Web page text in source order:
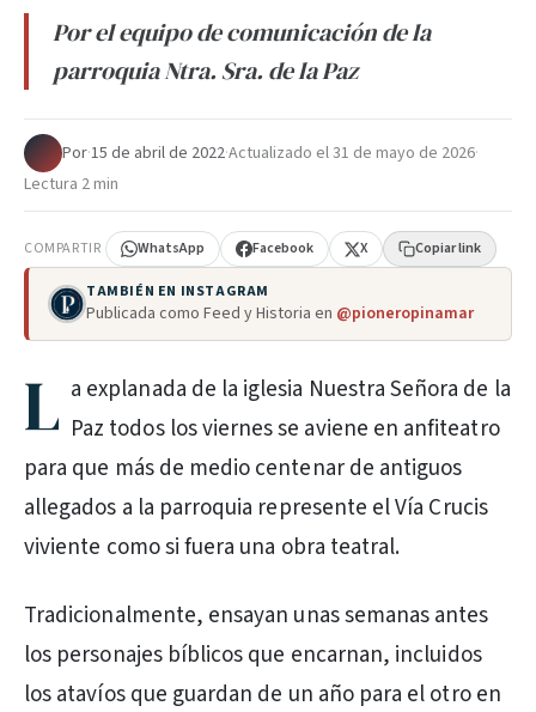
Por el equipo de comunicación de la
parroquia Ntra. Sra. de la Paz
Por·15 de abril de 2022·Actualizado el31 de mayo de 2026·
Lectura 2 min
COMPARTIR WhatsApp Facebook X Copiar link
TAMBIÉN EN INSTAGRAM
Publicada como Feed y Historia en @pioneropinamar
L a explanada de la iglesia Nuestra Señora de la
Paz todos los viernes se aviene en anfiteatro
para que más de medio centenar de antiguos
allegados a la parroquia represente el Vía Crucis
viviente como si fuera una obra teatral.
Tradicionalmente, ensayan unas semanas antes
los personajes bíblicos que encarnan, incluidos
los atavíos que guardan de un año para el otro en